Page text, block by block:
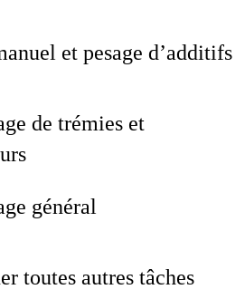
et pesage d’additifs
de trémies et
général
toutes autres tâches